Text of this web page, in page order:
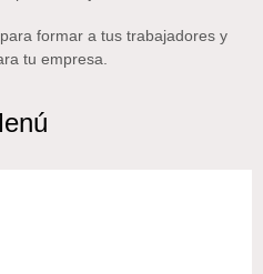
formar a tus trabajadores y
tu empresa.